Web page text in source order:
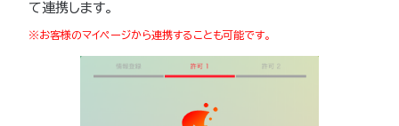
て連携します。
※お客様のマイページから連携することも可能です。